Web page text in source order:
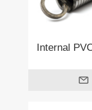
Internal